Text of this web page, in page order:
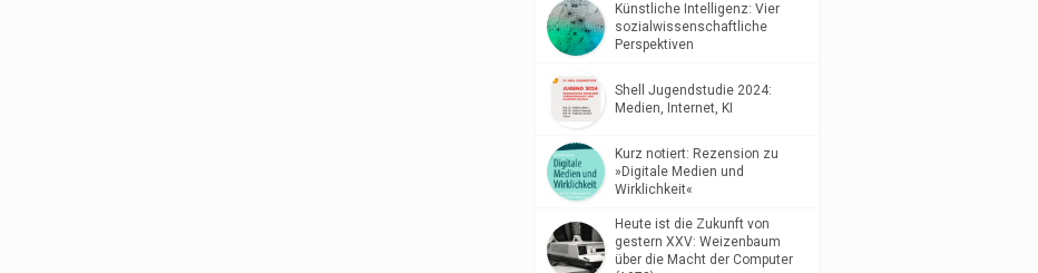
Künstliche Intelligenz: Vier
sozialwissenschaftliche
Perspektiven
Shell Jugendstudie 2024:
Medien, Internet, KI
Kurz notiert: Rezension zu
»Digitale Medien und
Wirklichkeit«
Heute ist die Zukunft von
gestern XXV: Weizenbaum
über die Macht der Computer